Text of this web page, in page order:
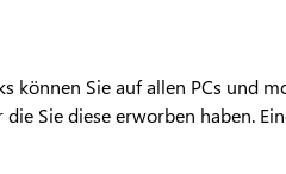
können Sie auf allen PCs und
die Sie diese erworben haben.